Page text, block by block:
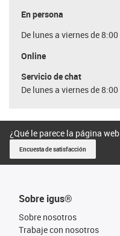
En persona
De lunes a viernes de
Online
Servicio de chat
De lunes a viernes de
¿Qué le parece la página
Encuesta de satisfacción
Sobre igus®
Sobre nosotros
Trabaje con nosotros